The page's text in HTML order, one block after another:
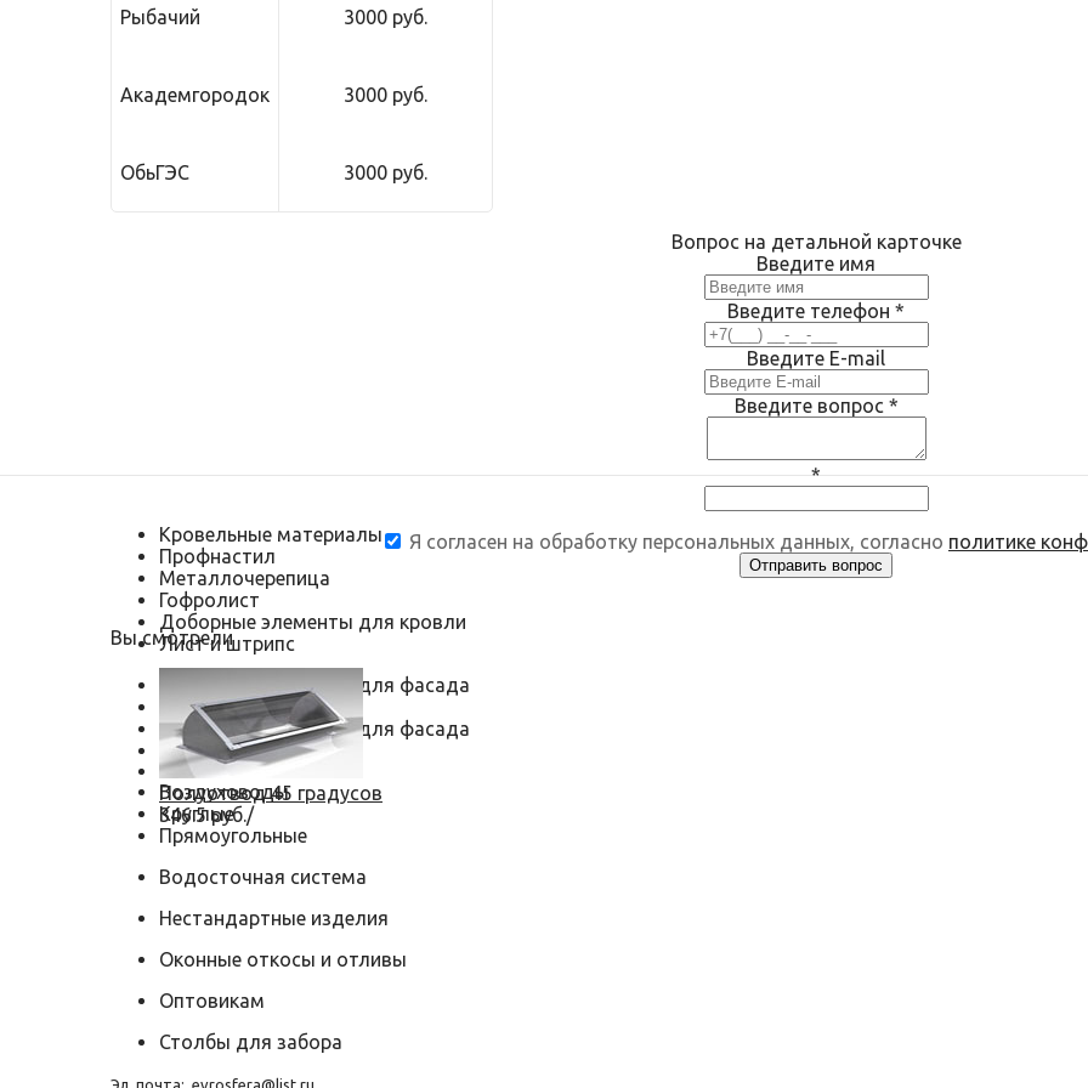
Рыбачий 3000 руб.
Академгородок 3000 руб.
ОбьГЭС 3000 руб.
Вопрос на детальной карточке
Введите имя
Введите телефон *
Введите E-mail
Введите вопрос *
*
Я согласен на обработку персональных данных, согласно политике
Вы смотрели
Полуотвод 45 градусов
346.5 руб./
Кровельные материалы
Профнастил
Металлочерепица
Гофролист
Доборные элементы для кровли
Лист и штрипс
Доборные элементы для фасада
Металлосайдинг
Доборные элементы для фасада
Металлокассеты
Воздуховоды
Круглые
Прямоугольные
Водосточная система
Нестандартные изделия
Оконные откосы и отливы
Оптовикам
Столбы для забора
Эл. почта: evrosfera@list.ru